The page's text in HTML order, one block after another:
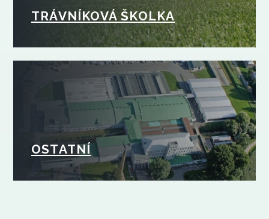
TRÁVNÍKOVÁ ŠKOLKA
OSTATNÍ